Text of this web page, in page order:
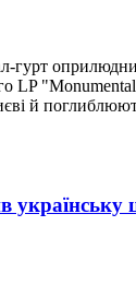
гурт
LP
й
українську